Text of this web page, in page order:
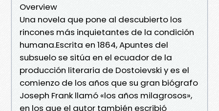
Overview
Una novela que pone al descubierto los
rincones más inquietantes de la condición
humana.Escrita en 1864, Apuntes del
subsuelo se sitúa en el ecuador de la
producción literaria de Dostoievski y es el
comienzo de los años que su gran biógrafo
Joseph Frank llamó «los años milagrosos»,
en los que el autor también escribió